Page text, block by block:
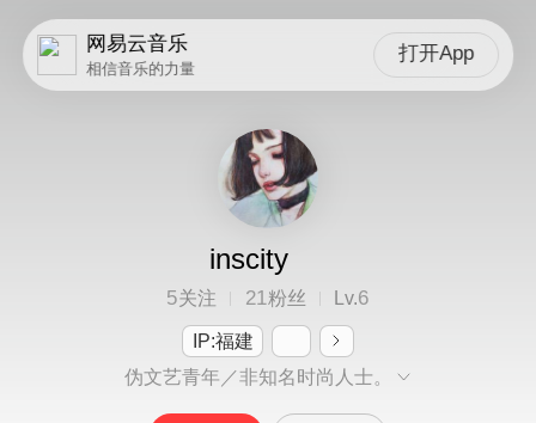
网易云音乐
相信音乐的力量
打开App
inscity
5关注 21粉丝 Lv.6
IP:福建
伪文艺青年／非知名时尚人士。